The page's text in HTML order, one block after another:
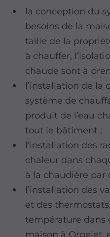
la conception du
besoins de la
taille de la
à chauffer,
chaude sont à
l’installation de la
système de
produit de l’eau
tout le bâtiment ;
l’installation des
chaleur dans
à la chaudière par
l’installation des
et des
température dans
maison à Orgelet,